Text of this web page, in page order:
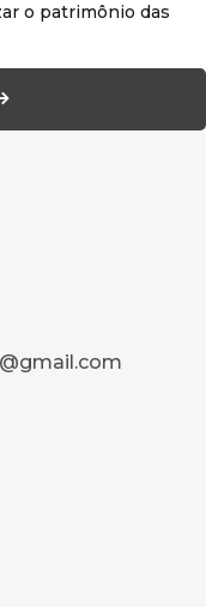
o patrimônio das